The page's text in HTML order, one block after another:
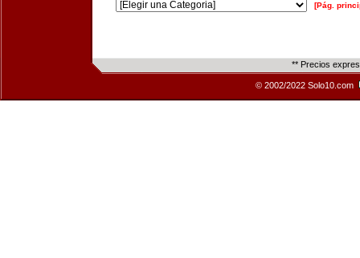
[Pág.
** Precios
© 2002/2022 Solo10.com